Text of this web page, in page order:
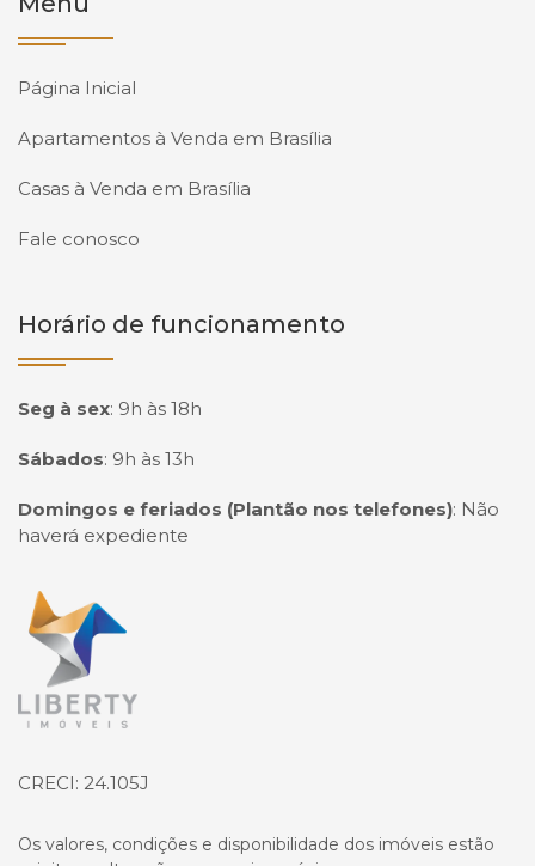
Página Inicial
Apartamentos à Venda em Brasília
Casas à Venda em Brasília
Fale conosco
Horário de funcionamento
Seg à sex: 9h às 18h
Sábados: 9h às 13h
Domingos e feriados (Plantão nos telefones): Não
haverá expediente
Página inicial
CRECI: 24.105J
Os valores, condições e disponibilidade dos imóveis estão